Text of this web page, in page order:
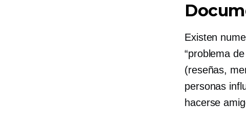
Existen
“problema
(reseñas,
personas
hacerse